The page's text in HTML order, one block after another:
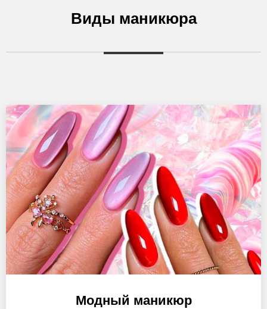
Виды маникюра
Модный маникюр